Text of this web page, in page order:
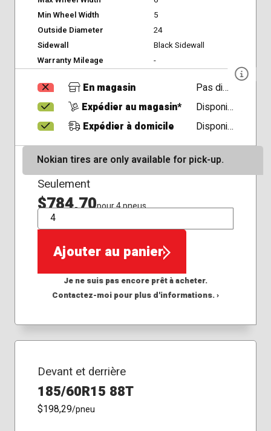
Min Wheel Width
5
Outside Diameter
24
Sidewall
Black Sidewall
Warranty Mileage
-
En magasin
Pas disponible
Expédier au magasin*
Disponible
Expédier à domicile
Disponible
Nokian tires are only available for pick-up.
Seulement
$784,70pour 4 pneus
QTÉ
Ajouter au panier
Je ne suis pas encore prêt à acheter.
Contactez-moi pour plus d'informations. ›
Devant et derrière
185/60R15 88T
$198,29/pneu